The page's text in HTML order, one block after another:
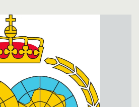
unike brukere benytter
har mer enn 1,1
i året.
Polarinstitutts database